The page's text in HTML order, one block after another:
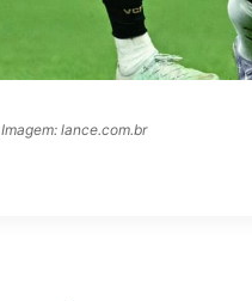
Imagem: lance.com.br